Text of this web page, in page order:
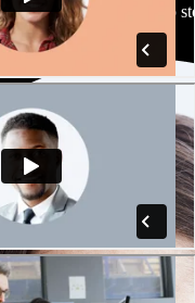
znieť inak. Vyberte si zo
seba.